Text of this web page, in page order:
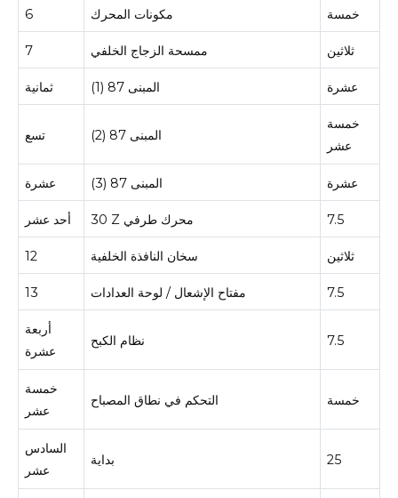
6 مكونات المحرك خمسة
7 ممسحة الزجاج الخلفي ثلاثين
ثمانية المبنى 87 (1) عشرة
تسع المبنى 87 (2)
خمسة
عشر
عشرة المبنى 87 (3) عشرة
أحد عشر 30 Z محرك طرفي 7.5
12 سخان النافذة الخلفية ثلاثين
13 مفتاح الإشعال / لوحة العدادات 7.5
أربعة
عشرة
نظام الكبح 7.5
خمسة
عشر
التحكم في نطاق المصباح خمسة
السادس
عشر
بداية 25